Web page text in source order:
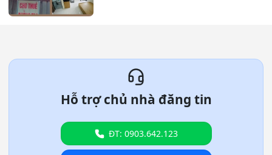
Hỗ trợ chủ nhà đăng tin
ĐT: 0903.642.123